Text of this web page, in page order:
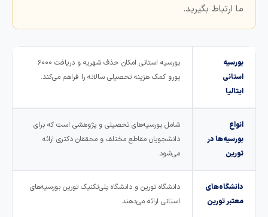
بگیرید.
بورسیه استانی امکان حذف شهریه و دریافت ۶۰۰۰
یورو کمک هزینه تحصیلی سالانه را فراهم می‌کند.
در
شامل بورسیه‌های تحصیلی و پژوهشی است که برای
دانشجویان مقاطع مختلف و محققان دکتری ارائه
تورین
دانشگاه تورین و دانشگاه پلی‌تکنیک تورین بورسیه‌های
استانی ارائه می‌دهند.